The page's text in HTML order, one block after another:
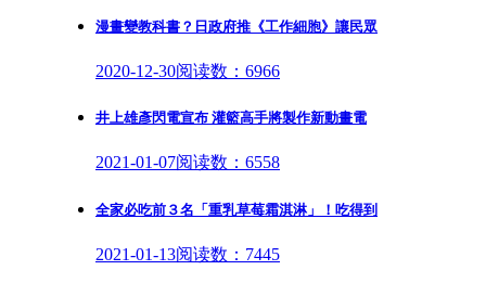
漫畫變教科書？日政府推《工作細胞》讓民眾
2020-12-30阅读数：6966
井上雄彥閃電宣布 灌籃高手將製作新動畫電
2021-01-07阅读数：6558
全家必吃前３名「重乳草莓霜淇淋」！吃得到
2021-01-13阅读数：7445